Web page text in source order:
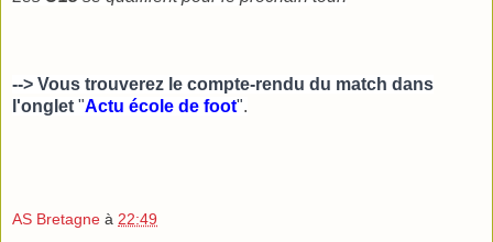
--> Vous trouverez le compte-rendu du match dans
l'onglet "Actu école de foot".
AS Bretagne à 22:49